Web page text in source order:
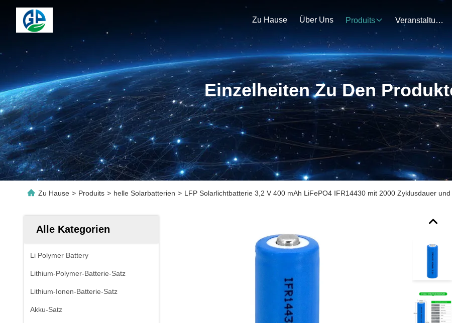
Zu Hause Über Uns Produits Veranstaltungen
Einzelheiten Zu Den
Zu Hause > Produits > helle Solarbatterien > LFP Solarlichtbatterie 3,2 V 400 mAh LiFePO4 IFR14430 mit 2000 Zyklusdauer
Alle Kategorien
Li Polymer Battery
Lithium-Polymer-Batterie-Satz
Lithium-Ionen-Batterie-Satz
Akku-Satz